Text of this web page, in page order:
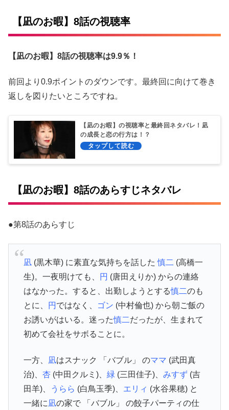
【凪のお暇】8話の視聴率
【凪のお暇】8話の視聴率は9.9％ ！
前回より0.9ポイントのダウンです。最終回に向けて巻き
返しを図りたいところですね。
【凪のお暇】の視聴率と最終回ネタバレ！凪
の成長と恋の行方は！？
【凪のお暇】8話のあらすじネタバレ
●第8話のあらすじ
凪(黒木華) に素直な気持ちを話した慎二 (高橋一
生)。一夜明けても、
円 (唐田えりか) からの連絡
はなかった。すると、出勤しようとする慎二のも
とに、
円 ではなく、 ゴン (中村倫也) から朝ご飯の
お誘いがはいる。迷った慎二だったが、生まれて
初めて会社をサボることに。
一方、 凪はスナック 「バブル」 のママ (武田真
治)、 杏(中田クルミ)、 緑 (三田佳子)、 みすず(吉
田羊)、
うらら (白鳥玉季)、 エリィ (水谷果穂) と
一緒に 凪の家で 「バブル」 の餃子パーティの仕